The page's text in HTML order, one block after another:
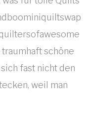
schöne
fast nicht den
weil man